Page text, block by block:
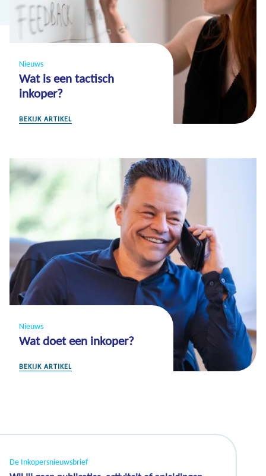
Nieuws
Wat is een tactisch
inkoper?
BEKIJK ARTIKEL
Nieuws
Wat doet een inkoper?
BEKIJK ARTIKEL
De Inkopersnieuwsbrief